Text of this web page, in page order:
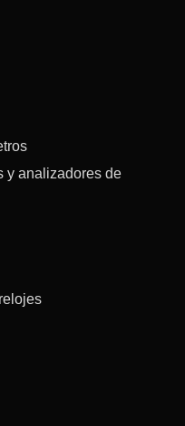
y analizadores de